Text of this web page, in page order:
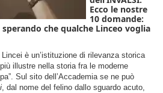
Ecco le nostre
10 domande:
che qualche Linceo voglia
Lincei è un’istituzione di rilevanza storica
illustre nella storia fra le moderne
Sul sito dell’Accademia se ne può
, dal nome del felino dallo sguardo acuto,